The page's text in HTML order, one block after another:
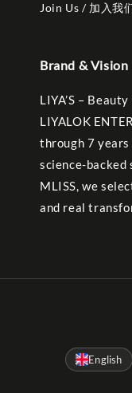
Join Us / 加入我
Brand & Vision
LIYA’S –
LIYALOK
through 7
science-backed
MLISS, we
and real
English